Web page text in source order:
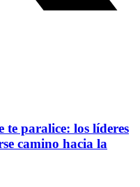
te paralice: los líderes
camino hacia la